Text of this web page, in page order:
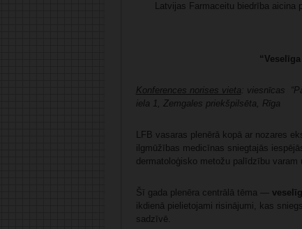
Latvijas Farmaceitu biedrība aicina
Konferences norises vieta: viesnīcas
iela 1, Zemgales priekšpilsēta, Rīga
LFB vasaras plenērā kopā ar nozares
ilgmūžības medicīnas sniegtajās
dermatoloģisko metožu palīdzību
Šī gada plenēra centrālā tēma —
ikdienā pielietojami risinājumi, kas
sadzīvē.